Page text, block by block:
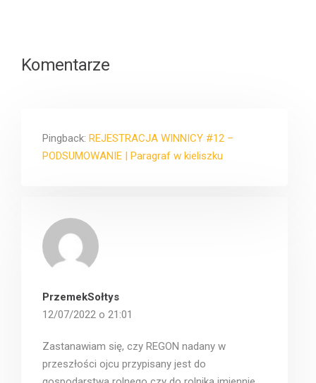
Komentarze
Pingback: REJESTRACJA WINNICY #12 –
PODSUMOWANIE | Paragraf w kieliszku
PrzemekSołtys
12/07/2022 o 21:01
Zastanawiam się, czy REGON nadany w
przeszłości ojcu przypisany jest do